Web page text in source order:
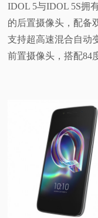
IDOL 5与IDOL 5S拥
的后置摄像头，配备
支持超高速混合自动
前置摄像头，搭配84